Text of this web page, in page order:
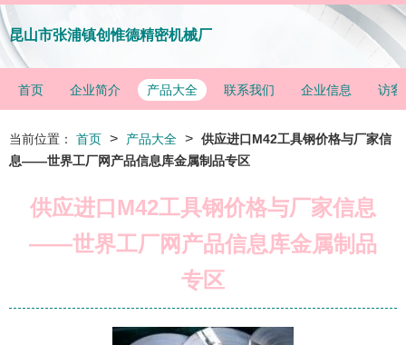
昆山市张浦镇创惟德精密机械厂
首页 企业简介 产品大全 联系我们 企业信息 访客
当前位置： 首页 > 产品大全 > 供应进口M42工具钢价格与厂家信
息——世界工厂网产品信息库金属制品专区
供应进口M42工具钢价格与厂家信息
——世界工厂网产品信息库金属制品
专区